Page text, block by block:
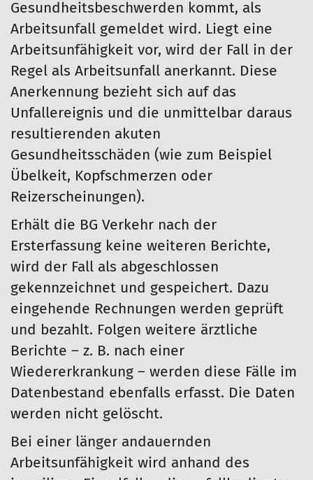
Gesundheitsbeschwerden kommt, als
Arbeitsunfall gemeldet wird. Liegt eine
Arbeitsunfähigkeit vor, wird der Fall in der
Regel als Arbeitsunfall anerkannt. Diese
Anerkennung bezieht sich auf das
Unfallereignis und die unmittelbar daraus
resultierenden akuten
Gesundheitsschäden (wie zum Beispiel
Übelkeit, Kopfschmerzen oder
Reizerscheinungen).
Erhält die BG Verkehr nach der
Ersterfassung keine weiteren Berichte,
wird der Fall als abgeschlossen
gekennzeichnet und gespeichert. Dazu
eingehende Rechnungen werden geprüft
und bezahlt. Folgen weitere ärztliche
Berichte – z. B. nach einer
Wiedererkrankung – werden diese Fälle im
Datenbestand ebenfalls erfasst. Die Daten
werden nicht gelöscht.
Bei einer länger andauernden
Arbeitsunfähigkeit wird anhand des